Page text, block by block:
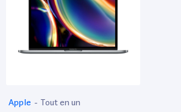
Apple - Tout en un